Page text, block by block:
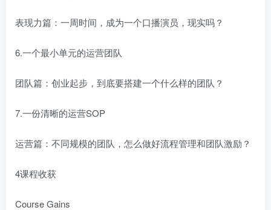
表现力篇：一周时间，成为一个口播演员，现实吗？
6.一个最小单元的运营团队
团队篇：创业起步，到底要搭建一个什么样的团队？
7.一份清晰的运营SOP
运营篇：不同规模的团队，怎么做好流程管理和团队激励？
4课程收获
Course Gains